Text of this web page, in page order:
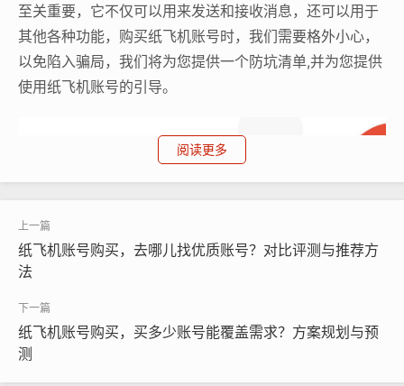
至关重要，它不仅可以用来发送和接收消息，还可以用于
其他各种功能，购买纸飞机账号时，我们需要格外小心，
以免陷入骗局，我们将为您提供一个防坑清单,并为您提供
使用纸飞机账号的引导。
纸飞机账号购买, 在线购买tg账号, 电报聊天账号购买,wdd
16888.com
阅读更多
纸飞机账号购买，去哪儿找优质账号？对比评测与推荐方
法
纸飞机账号购买，买多少账号能覆盖需求？方案规划与预
测